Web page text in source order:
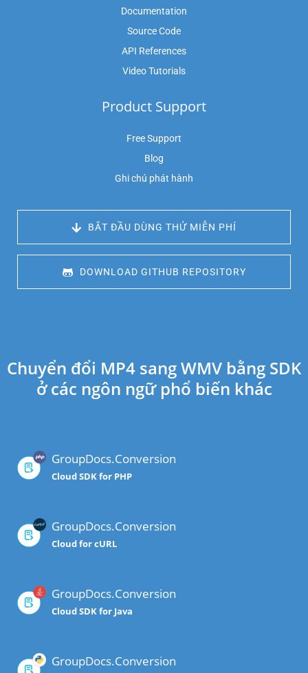
Documentation
Source Code
API References
Video Tutorials
Product Support
Free Support
Blog
Ghi chú phát hành
BẮT ĐẦU DÙNG THỬ MIỄN PHÍ
DOWNLOAD GITHUB REPOSITORY
Chuyển đổi MP4 sang WMV bằng SDK
ở các ngôn ngữ phổ biến khác
GroupDocs.Conversion
Cloud SDK for PHP
GroupDocs.Conversion
Cloud for cURL
GroupDocs.Conversion
Cloud SDK for Java
GroupDocs.Conversion